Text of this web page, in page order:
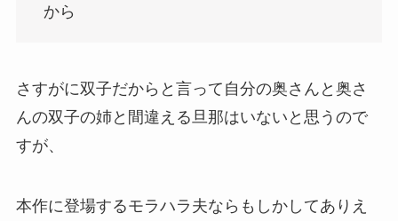
から
さすがに双子だからと言って自分の奥さんと奥さ
んの双子の姉と間違える旦那はいないと思うので
すが、
本作に登場するモラハラ夫ならもしかしてありえ